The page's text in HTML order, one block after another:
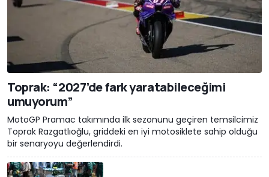
Toprak: “2027’de fark yaratabileceğimi
umuyorum”
MotoGP Pramac takımında ilk sezonunu geçiren temsilcimiz
Toprak Razgatlıoğlu, griddeki en iyi motosiklete sahip olduğu
bir senaryoyu değerlendirdi.